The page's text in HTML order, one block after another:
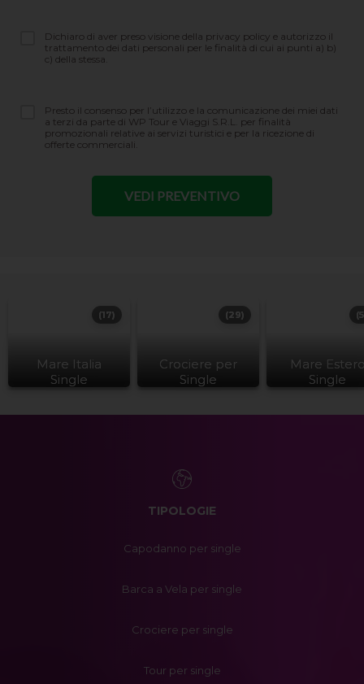
Dichiaro di aver preso visione della privacy policy e autorizzo il
trattamento dei dati personali per le finalità di cui ai punti a) b)
c) della stessa.
Presto il consenso per l’utilizzo e la comunicazione dei miei dati
a terzi da parte di WP Tour e Viaggi S.R.L. per finalità
promozionali relative ai servizi turistici e per la ricezione di
offerte commerciali.
Mare Italia
Single
(17)
Crociere per
Single
(29)
Mare
Single
TIPOLOGIE
Capodanno per single
Barca a Vela per single
Crociere per single
Tour per single